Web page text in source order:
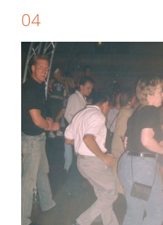
04